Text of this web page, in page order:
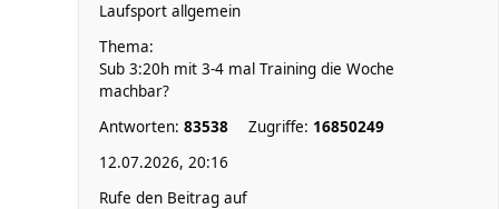
Laufsport allgemein
Thema:
Sub 3:20h mit 3-4 mal Training die Woche
machbar?
Antworten: 83538 Zugriffe: 16850249
12.07.2026, 20:16
Rufe den Beitrag auf